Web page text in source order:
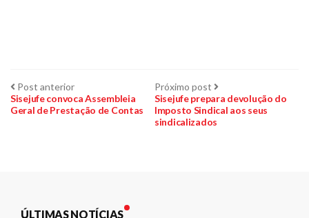
Navegação
de
Post anteriorPost
anterior:
Sisejufe convoca Assembleia
Geral de Prestação de Contas
Próximo post Próximo
post:
Sisejufe prepara devolução do
Imposto Sindical aos seus
sindicalizados
ÚLTIMAS NOTÍCIAS